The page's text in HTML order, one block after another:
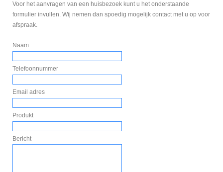
Voor het aanvragen van een huisbezoek kunt u het onderstaande
formulier invullen. Wij nemen dan spoedig mogelijk contact met u op voor
afspraak.
Naam
Telefoonnummer
Email adres
Produkt
Bericht